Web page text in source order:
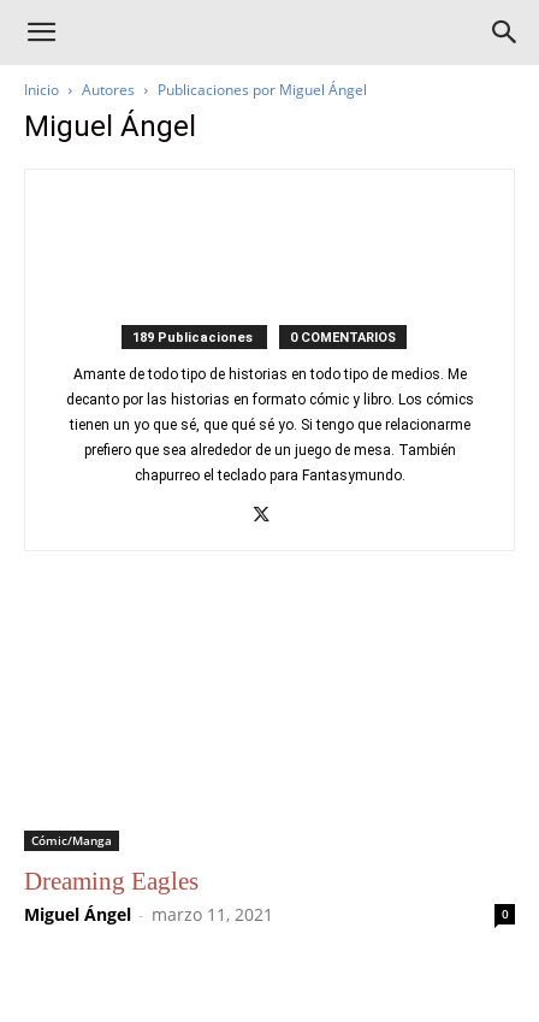
Inicio Autores Publicaciones por Miguel Ángel
Miguel Ángel
189 Publicaciones 0 COMENTARIOS
Amante de todo tipo de historias en todo tipo de medios. Me
decanto por las historias en formato cómic y libro. Los cómics
tienen un yo que sé, que qué sé yo. Si tengo que relacionarme
prefiero que sea alrededor de un juego de mesa. También
chapurreo el teclado para Fantasymundo.
Cómic/Manga
Dreaming Eagles
Miguel Ángel - marzo 11, 2021 0